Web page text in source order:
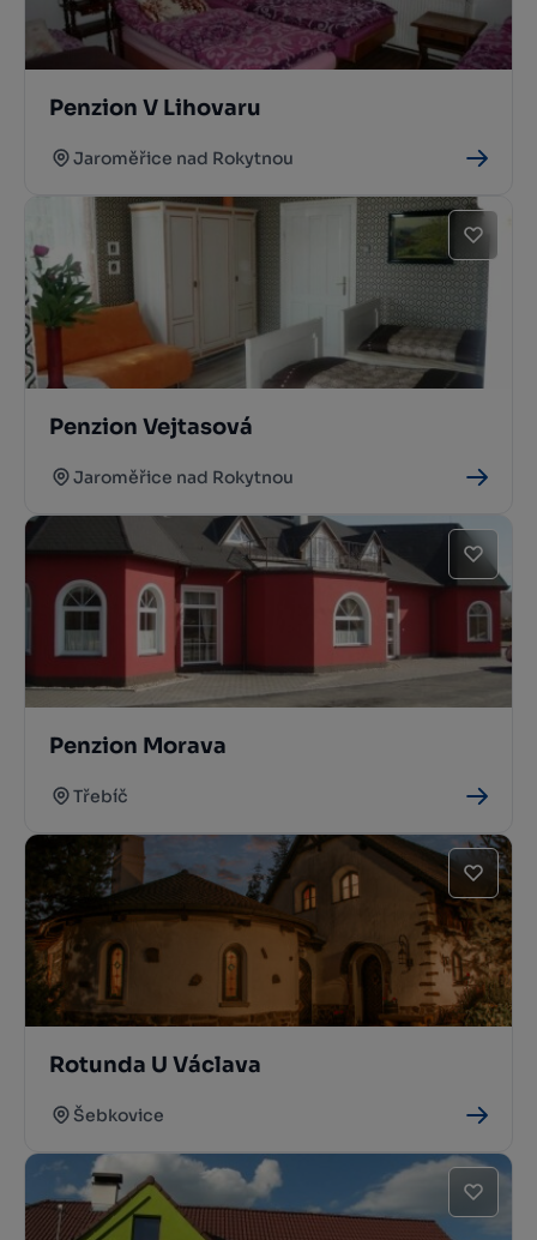
Penzion V Lihovaru
Jaroměřice nad Rokytnou
Penzion Vejtasová
Jaroměřice nad Rokytnou
Penzion Morava
Třebíč
Rotunda U Václava
Šebkovice